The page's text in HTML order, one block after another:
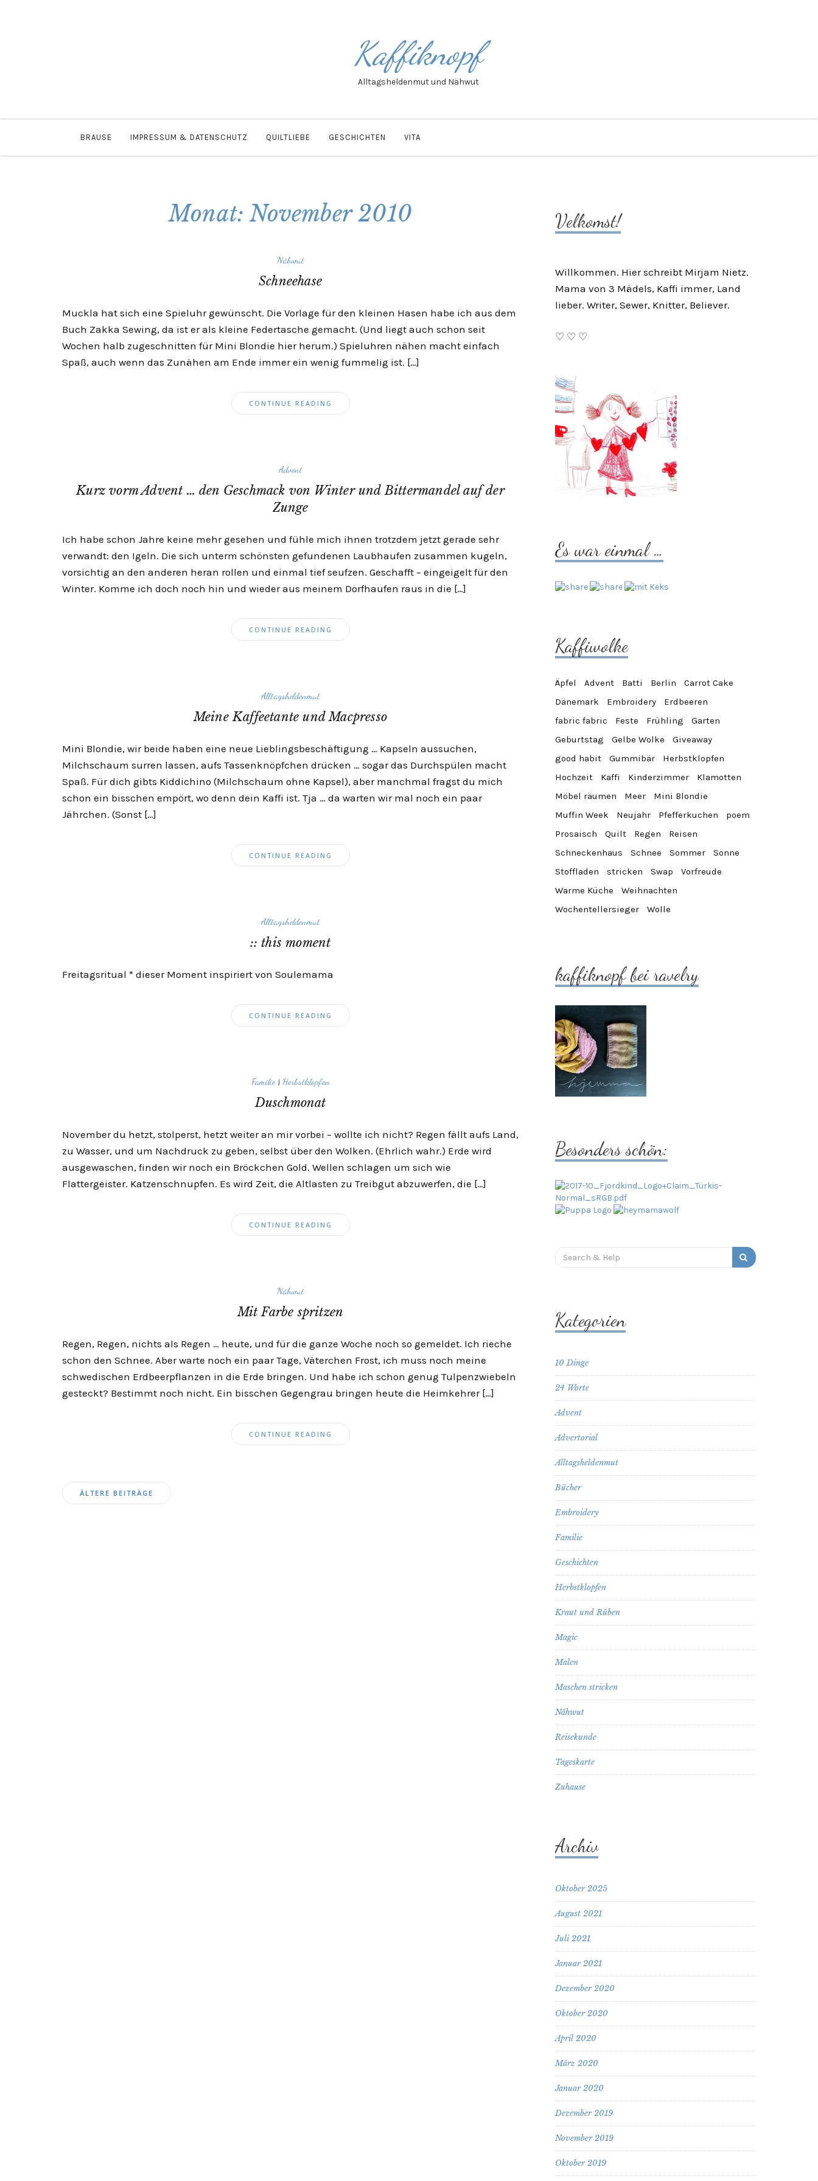
Kaffiknopf
Alltagsheldenmut und Nähwut
BRAUSE IMPRESSUM & DATENSCHUTZ QUILTLIEBE GESCHICHTEN VITA
Monat: November 2010
Nähwut
Schneehase
Muckla hat sich eine Spieluhr gewünscht. Die Vorlage für den kleinen Hasen habe ich aus dem
Buch Zakka Sewing, da ist er als kleine Federtasche gemacht. (Und liegt auch schon seit
Wochen halb zugeschnitten für Mini Blondie hier herum.) Spieluhren nähen macht einfach
Spaß, auch wenn das Zunähen am Ende immer ein wenig fummelig ist. […]
CONTINUE READING
Advent
Kurz vorm Advent … den Geschmack von Winter und Bittermandel auf der
Zunge
Ich habe schon Jahre keine mehr gesehen und fühle mich ihnen trotzdem jetzt gerade sehr
verwandt: den Igeln. Die sich unterm schönsten gefundenen Laubhaufen zusammen kugeln,
vorsichtig an den anderen heran rollen und einmal tief seufzen. Geschafft – eingeigelt für den
Winter. Komme ich doch noch hin und wieder aus meinem Dorfhaufen raus in die […]
CONTINUE READING
Alltagsheldenmut
Meine Kaffeetante und Macpresso
Mini Blondie, wir beide haben eine neue Lieblingsbeschäftigung … Kapseln aussuchen,
Milchschaum surren lassen, aufs Tassenknöpfchen drücken … sogar das Durchspülen macht
Spaß. Für dich gibts Kiddichino (Milchschaum ohne Kapsel), aber manchmal fragst du mich
schon ein bisschen empört, wo denn dein Kaffi ist. Tja … da warten wir mal noch ein paar
Jährchen. (Sonst […]
CONTINUE READING
Alltagsheldenmut
:: this moment
Freitagsritual * dieser Moment inspiriert von Soulemama
CONTINUE READING
Familie| Herbstklopfen
Duschmonat
November du hetzt, stolperst, hetzt weiter an mir vorbei – wollte ich nicht? Regen fällt aufs Land,
zu Wasser, und um Nachdruck zu geben, selbst über den Wolken. (Ehrlich wahr.) Erde wird
ausgewaschen, finden wir noch ein Bröckchen Gold. Wellen schlagen um sich wie
Flattergeister. Katzenschnupfen. Es wird Zeit, die Altlasten zu Treibgut abzuwerfen, die […]
CONTINUE READING
Nähwut
Mit Farbe spritzen
Regen, Regen, nichts als Regen … heute, und für die ganze Woche noch so gemeldet. Ich rieche
schon den Schnee. Aber warte noch ein paar Tage, Väterchen Frost, ich muss noch meine
schwedischen Erdbeerpflanzen in die Erde bringen. Und habe ich schon genug Tulpenzwiebeln
gesteckt? Bestimmt noch nicht. Ein bisschen Gegengrau bringen heute die Heimkehrer […]
CONTINUE READING
Beitragsnavigation
ÄLTERE BEITRÄGE
Velkomst!
Willkommen. Hier schreibt Mirjam Nietz.
Mama von 3 Mädels, Kaffi immer, Land
lieber. Writer, Sewer, Knitter, Believer.
♡ ♡ ♡
Es war einmal …
Kaffiwolke
Äpfel Advent Batti Berlin
Carrot Cake
Dänemark
Embroidery
Erdbeeren
fabric fabric
Feste Frühling
Garten
Geburtstag
Gelbe Wolke
Giveaway
good habit
Gummibär
Herbstklopfen
Hochzeit
Kaffi Kinderzimmer
Klamotten
Möbel räumen
Meer
Mini Blondie
Muffin Week
Neujahr Pfefferkuchen
poem
Prosaisch
Quilt Regen
Reisen
Schneckenhaus
Schnee Sommer
Sonne
Stoffladen
stricken Swap
Vorfreude
Warme Küche
Weihnachten
Wochentellersieger
Wolle
kaffiknopf bei ravelry
Besonders schön:
Search
for:
Kategorien
10 Dinge
24 Worte
Advent
Advertorial
Alltagsheldenmut
Bücher
Embroidery
Familie
Geschichten
Herbstklopfen
Kraut und Rüben
Magic
Malen
Maschen stricken
Nähwut
Reisekunde
Tageskarte
Zuhause
Archiv
Oktober 2025
August 2021
Juli 2021
Januar 2021
Dezember 2020
Oktober 2020
April 2020
März 2020
Januar 2020
Dezember 2019
November 2019
Oktober 2019